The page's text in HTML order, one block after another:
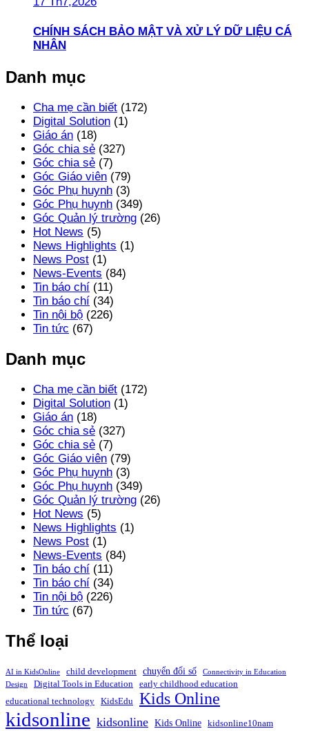
CHÍNH SÁCH BẢO MẬT VÀ XỬ LÝ DỮ LIỆU CÁ
NHÂN
Danh mục
Cha mẹ cần biết (172)
Digital Solution (1)
Giáo án (18)
Góc chia sẻ (327)
Góc chia sẻ (7)
Góc Giáo viên (79)
Góc Phụ huynh (3)
Góc Phụ huynh (349)
Góc Quản lý trường (26)
Hot News (5)
News Highlights (1)
News Post (1)
News-Events (84)
Tin báo chí (11)
Tin báo chí (34)
Tin nội bộ (226)
Tin tức (67)
Danh mục
Cha mẹ cần biết (172)
Digital Solution (1)
Giáo án (18)
Góc chia sẻ (327)
Góc chia sẻ (7)
Góc Giáo viên (79)
Góc Phụ huynh (3)
Góc Phụ huynh (349)
Góc Quản lý trường (26)
Hot News (5)
News Highlights (1)
News Post (1)
News-Events (84)
Tin báo chí (11)
Tin báo chí (34)
Tin nội bộ (226)
Tin tức (67)
Thể loại
AI in KidsOnline child development chuyển đổi số
Connectivity in Education
Design
Digital Tools in Education
early childhood education
educational technology
KidsEdu Kids Online
kidsonline kidsonline Kids Online
kidsonline10nam